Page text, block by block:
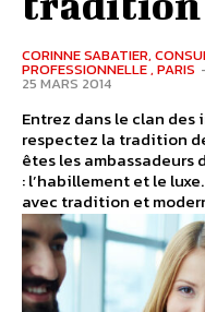
CORINNE SABATIER,
PROFESSIONNELLE , PARIS
25 MARS 2014
Entrez dans le clan
respectez la tradition
êtes les ambassadeurs
: l’habillement et le
avec tradition et